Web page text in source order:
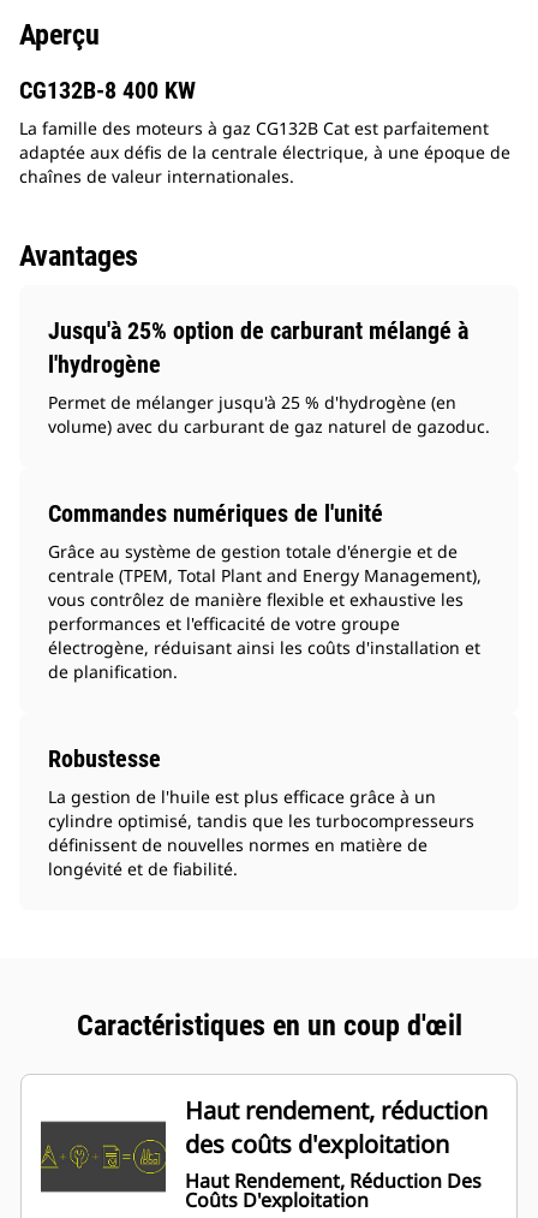
Aperçu
CG132B-8 400 KW
La famille des moteurs à gaz CG132B Cat est parfaitement
adaptée aux défis de la centrale électrique, à une époque de
chaînes de valeur internationales.
Avantages
Jusqu'à 25% option de carburant mélangé à
l'hydrogène
Permet de mélanger jusqu'à 25 % d'hydrogène (en
volume) avec du carburant de gaz naturel de gazoduc.
Commandes numériques de l'unité
Grâce au système de gestion totale d'énergie et de
centrale (TPEM, Total Plant and Energy Management),
vous contrôlez de manière flexible et exhaustive les
performances et l'efficacité de votre groupe
électrogène, réduisant ainsi les coûts d'installation et
de planification.
Robustesse
La gestion de l'huile est plus efficace grâce à un
cylindre optimisé, tandis que les turbocompresseurs
définissent de nouvelles normes en matière de
longévité et de fiabilité.
Caractéristiques en un coup d'œil
Haut rendement, réduction
des coûts d'exploitation
Haut Rendement, Réduction Des
Coûts D'exploitation